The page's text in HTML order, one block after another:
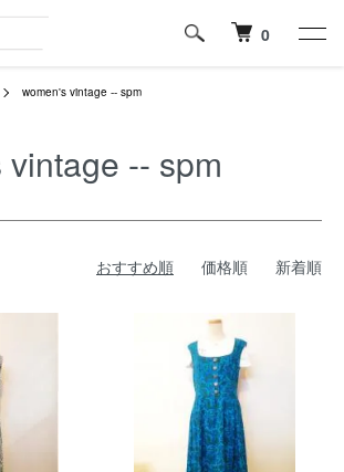
0
women's vintage -- spm
-- spm
おすすめ順 価格順 新着順